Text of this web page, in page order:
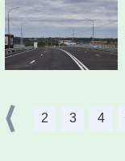
2 3 4